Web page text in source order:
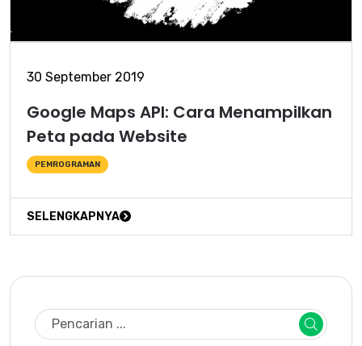
30 September 2019
Google Maps API: Cara Menampilkan
Peta pada Website
PEMROGRAMAN
SELENGKAPNYA